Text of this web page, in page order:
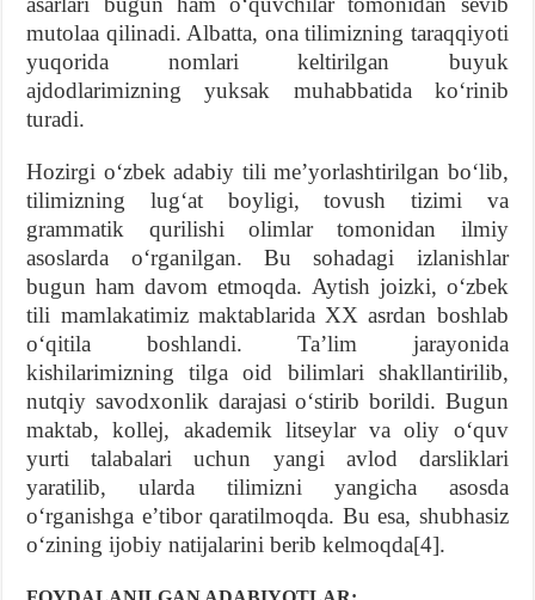
mutolaa qilinadi. Albatta, ona tilimizning taraqqiyoti
yuqorida nomlari keltirilgan buyuk
ajdodlarimizning yuksak muhabbatida koʻrinib
turadi.
Hozirgi oʻzbek adabiy tili meʼyorlashtirilgan boʻlib,
tilimizning lugʻat boyligi, tovush tizimi va
grammatik qurilishi olimlar tomonidan ilmiy
asoslarda oʻrganilgan. Bu sohadagi izlanishlar
bugun ham davom etmoqda. Aytish joizki, oʻzbek
tili mamlakatimiz maktablarida XX asrdan boshlab
oʻqitila boshlandi. Taʼlim jarayonida
kishilarimizning tilga oid bilimlari shakllantirilib,
nutqiy savodxonlik darajasi oʻstirib borildi. Bugun
maktab, kollej, akademik litseylar va oliy oʻquv
yurti talabalari uchun yangi avlod darsliklari
yaratilib, ularda tilimizni yangicha asosda
oʻrganishga eʼtibor qaratilmoqda. Bu esa, shubhasiz
oʻzining ijobiy natijalarini berib kelmoqda[4].